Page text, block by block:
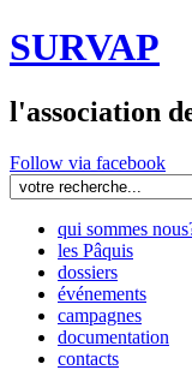
SURVAP
l'association
Follow via facebook
qui sommes
les Pâquis
dossiers
événements
campagnes
documentation
contacts